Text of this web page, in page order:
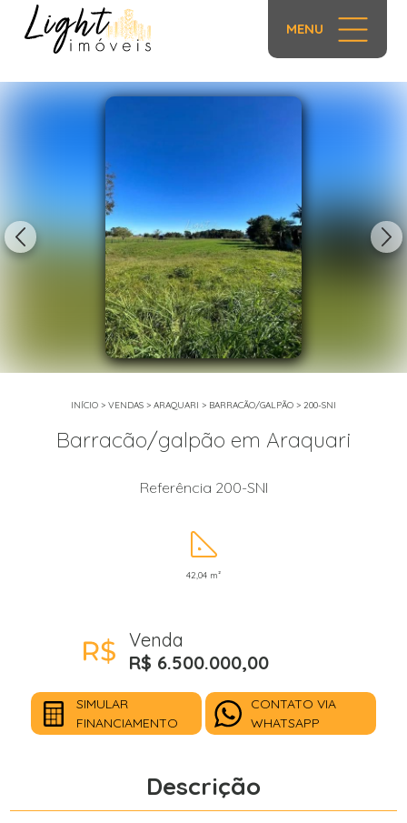
MENU
INÍCIO > VENDAS > ARAQUARI > BARRACÃO/GALPÃO > 200-SNI
Barracão/galpão em Araquari
Referência 200-SNI
42,04 m²
Venda
R$ 6.500.000,00
SIMULAR
FINANCIAMENTO
CONTATO VIA
WHATSAPP
Descrição